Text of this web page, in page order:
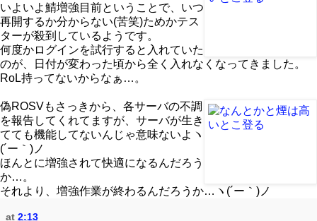
いよいよ鯖増強目前ということで、いつ
再開するか分からない(苦笑)ためかテス
ターが殺到しているようです。
何度かログインを試行すると入れていた
のが、日付が変わった頃から全く入れなくなってきました。
RoL持ってないからなぁ…。
偽ROSVもさっきから、各サーバの不調
を報告してくれてますが、サーバが生き
てても機能してないんじゃ意味ないよヽ
(´ー｀)ノ
ほんとに増強されて快適になるんだろう
か…。
それより、増強作業が終わるんだろうか…ヽ(´ー｀)ノ
at 2:13